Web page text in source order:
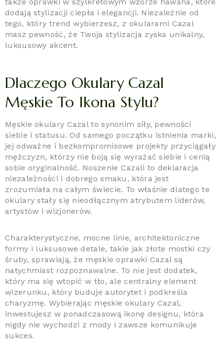
dodają stylizacji ciepła i elegancji. Niezależnie od
tego, który trend wybierzesz, z okularami Cazal
masz pewność, że Twoja stylizacja zyska unikalny,
luksusowy akcent.
Dlaczego Okulary Cazal
Męskie To Ikona Stylu?
Męskie okulary Cazal to synonim siły, pewności
siebie i statusu. Od samego początku istnienia marki,
jej odważne i bezkompromisowe projekty przyciągały
mężczyzn, którzy nie boją się wyrażać siebie i cenią
sobie oryginalność. Noszenie Cazali to deklaracja
niezależności i dobrego smaku, która jest
zrozumiała na całym świecie. To właśnie dlatego te
okulary stały się nieodłącznym atrybutem liderów,
artystów i wizjonerów.
Charakterystyczne, mocne linie, architektoniczne
formy i luksusowe detale, takie jak złote mostki czy
śruby, sprawiają, że męskie oprawki Cazal są
natychmiast rozpoznawalne. To nie jest dodatek,
który ma się wtopić w tło, ale centralny element
wizerunku, który buduje autorytet i podkreśla
charyzmę. Wybierając męskie okulary Cazal,
inwestujesz w ponadczasową ikonę designu, która
nigdy nie wychodzi z mody i zawsze komunikuje
sukces.